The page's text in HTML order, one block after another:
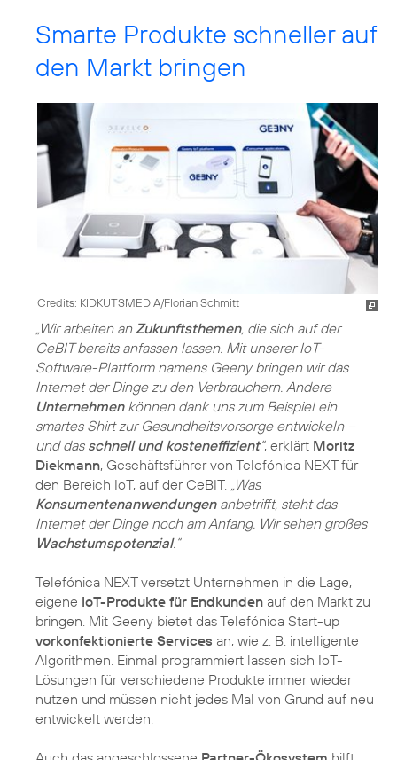
Smarte Produkte schneller auf
den Markt bringen
Credits: KIDKUTSMEDIA/Florian Schmitt
„Wir arbeiten anZukunftsthemen, die sich auf der
CeBIT bereits anfassen lassen. Mit unserer IoT-
Software-Plattform namens Geeny bringen wir das
Internet der Dinge zu den Verbrauchern. Andere
Unternehmenkönnen dank uns zum Beispiel ein
smartes Shirt zur Gesundheitsvorsorge entwickeln –
und das schnell und kosteneffizient“, erklärt Moritz
Diekmann, Geschäftsführer von Telefónica NEXT für
den Bereich IoT, auf der CeBIT. „Was
Konsumentenanwendungenanbetrifft, steht das
Internet der Dinge noch am Anfang. Wir sehen großes
Wachstumspotenzial.“
Telefónica NEXT versetzt Unternehmen in die Lage,
eigene IoT-Produkte für Endkunden auf den Markt zu
bringen. Mit Geeny bietet das Telefónica Start-up
vorkonfektionierte Services an, wie z. B. intelligente
Algorithmen. Einmal programmiert lassen sich IoT-
Lösungen für verschiedene Produkte immer wieder
nutzen und müssen nicht jedes Mal von Grund auf neu
entwickelt werden.